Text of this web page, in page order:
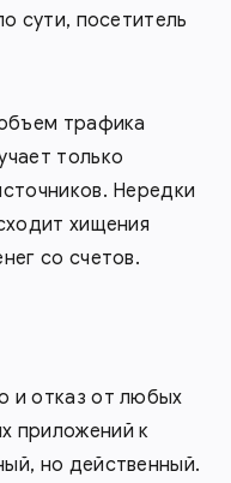
сути, посетитель
трафика
только
Нередки
хищения
со счетов.
и отказ от любых
приложений к
но действенный.